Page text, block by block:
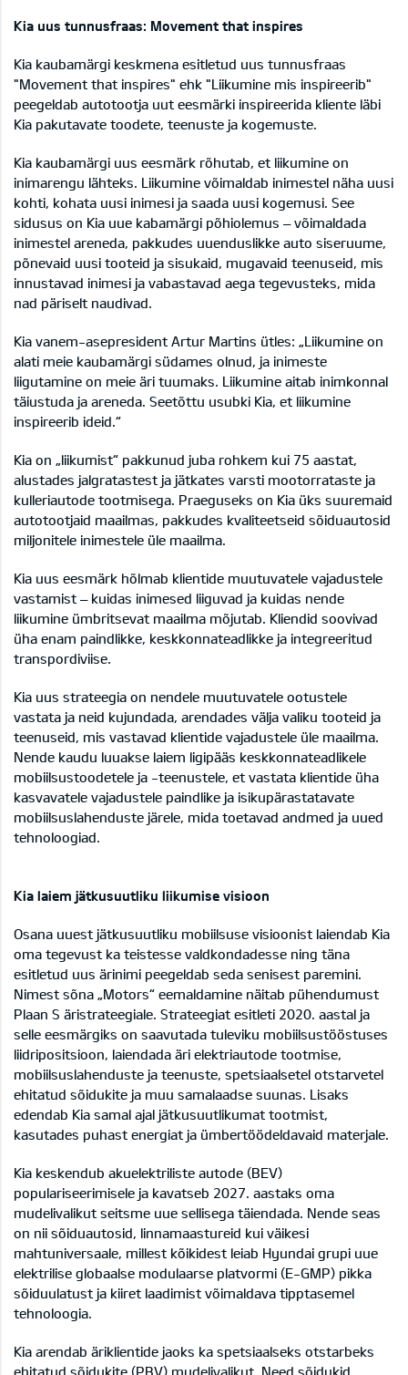
Kia uus tunnusfraas: Movement that inspires
Kia kaubamärgi keskmena esitletud uus tunnusfraas
"Movement that inspires" ehk "Liikumine mis inspireerib"
peegeldab autotootja uut eesmärki inspireerida kliente läbi
Kia pakutavate toodete, teenuste ja kogemuste.
Kia kaubamärgi uus eesmärk rõhutab, et liikumine on
inimarengu lähteks. Liikumine võimaldab inimestel näha uusi
kohti, kohata uusi inimesi ja saada uusi kogemusi. See
sidusus on Kia uue kabamärgi põhiolemus – võimaldada
inimestel areneda, pakkudes uuenduslikke auto siseruume,
põnevaid uusi tooteid ja sisukaid, mugavaid teenuseid, mis
innustavad inimesi ja vabastavad aega tegevusteks, mida
nad päriselt naudivad.
Kia vanem-asepresident Artur Martins ütles: „Liikumine on
alati meie kaubamärgi südames olnud, ja inimeste
liigutamine on meie äri tuumaks. Liikumine aitab inimkonnal
täiustuda ja areneda. Seetõttu usubki Kia, et liikumine
inspireerib ideid.“
Kia on „liikumist“ pakkunud juba rohkem kui 75 aastat,
alustades jalgratastest ja jätkates varsti mootorrataste ja
kulleriautode tootmisega. Praeguseks on Kia üks suuremaid
autotootjaid maailmas, pakkudes kvaliteetseid sõiduautosid
miljonitele inimestele üle maailma.
Kia uus eesmärk hõlmab klientide muutuvatele vajadustele
vastamist – kuidas inimesed liiguvad ja kuidas nende
liikumine ümbritsevat maailma mõjutab. Kliendid soovivad
üha enam paindlikke, keskkonnateadlikke ja integreeritud
transpordiviise.
Kia uus strateegia on nendele muutuvatele ootustele
vastata ja neid kujundada, arendades välja valiku tooteid ja
teenuseid, mis vastavad klientide vajadustele üle maailma.
Nende kaudu luuakse laiem ligipääs keskkonnateadlikele
mobiilsustoodetele ja -teenustele, et vastata klientide üha
kasvavatele vajadustele paindlike ja isikupärastatavate
mobiilsuslahenduste järele, mida toetavad andmed ja uued
tehnoloogiad.
Kia laiem jätkusuutliku liikumise visioon
Osana uuest jätkusuutliku mobiilsuse visioonist laiendab Kia
oma tegevust ka teistesse valdkondadesse ning täna
esitletud uus ärinimi peegeldab seda senisest paremini.
Nimest sõna „Motors“ eemaldamine näitab pühendumust
Plaan S äristrateegiale. Strateegiat esitleti 2020. aastal ja
selle eesmärgiks on saavutada tuleviku mobiilsustööstuses
liidripositsioon, laiendada äri elektriautode tootmise,
mobiilsuslahenduste ja teenuste, spetsiaalsetel otstarvetel
ehitatud sõidukite ja muu samalaadse suunas. Lisaks
edendab Kia samal ajal jätkusuutlikumat tootmist,
kasutades puhast energiat ja ümbertöödeldavaid materjale.
Kia keskendub akuelektriliste autode (BEV)
populariseerimisele ja kavatseb 2027. aastaks oma
mudelivalikut seitsme uue sellisega täiendada. Nende seas
on nii sõiduautosid, linnamaastureid kui väikesi
mahtuniversaale, millest kõikidest leiab Hyundai grupi uue
elektrilise globaalse modulaarse platvormi (E-GMP) pikka
sõiduulatust ja kiiret laadimist võimaldava tipptasemel
tehnoloogia.
Kia arendab äriklientide jaoks ka spetsiaalseks otstarbeks